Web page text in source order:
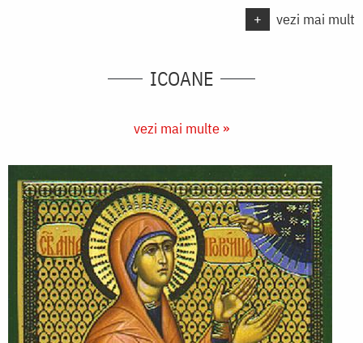
+ vezi mai mult
ICOANE
vezi mai multe »